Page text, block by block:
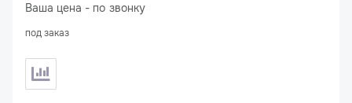
Ваша цена - по звонку
под заказ